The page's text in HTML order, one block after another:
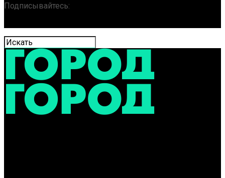
Подписывайтесь: